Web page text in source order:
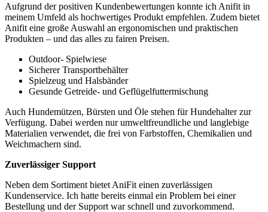
Aufgrund​ der positiven Kundenbewertungen ​konnte ich Anifit in
meinem Umfeld als hochwertiges⁢ Produkt ⁣empfehlen. Zudem bietet
‌Anifit eine große Auswahl an ergonomischen und praktischen
Produkten – und das‍ alles zu fairen Preisen.
Outdoor- Spielwiese
Sicherer Transportbehälter
Spielzeug und Halsbänder
Gesunde Getreide- und Geflügelfuttermischung
Auch Hundemützen, Bürsten und Öle stehen für ⁣Hundehalter zur⁣
Verfügung. Dabei werden nur umweltfreundliche und ⁤langlebige
Materialien ⁤verwendet, die frei von Farbstoffen, Chemikalien und
Weichmachern sind.
Zuverlässiger Support
Neben dem Sortiment bietet AniFit einen zuverlässigen
Kundenservice. Ich hatte bereits einmal ein Problem bei einer
Bestellung und der ​Support war schnell und‌ zuvorkommend.